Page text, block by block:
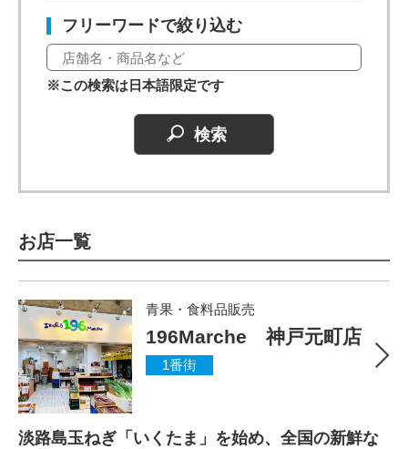
フリーワードで絞り込む
※この検索は日本語限定です
お店一覧
青果・食料品販売
196Marche 神戸元町店
1番街
淡路島玉ねぎ「いくたま」を始め、全国の新鮮な